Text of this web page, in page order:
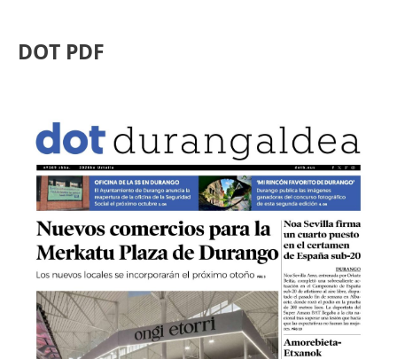
DOT PDF